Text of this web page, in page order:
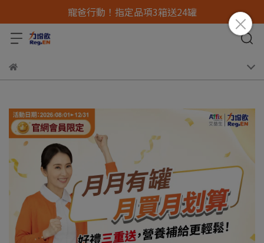
寵爸行動！指定品項3箱送24罐